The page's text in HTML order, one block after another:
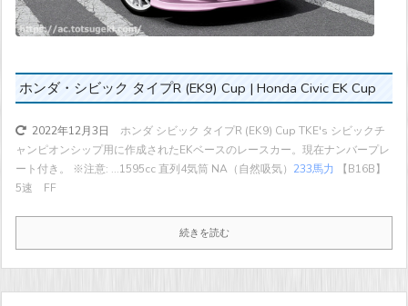
ホンダ・シビック タイプR (EK9) Cup | Honda Civic EK Cup
2022年12月3日
ホンダ シビック タイプR (EK9) Cup TKE's シビックチ
ャンピオンシップ用に作成されたEKベースのレースカー。現在ナンバープレ
ート付き。 ※注意: ...1595cc 直列4気筒 NA（自然吸気） 233馬力 【B16B】
5速 FF
続きを読む